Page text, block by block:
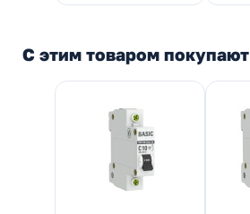
С этим товаром покупают